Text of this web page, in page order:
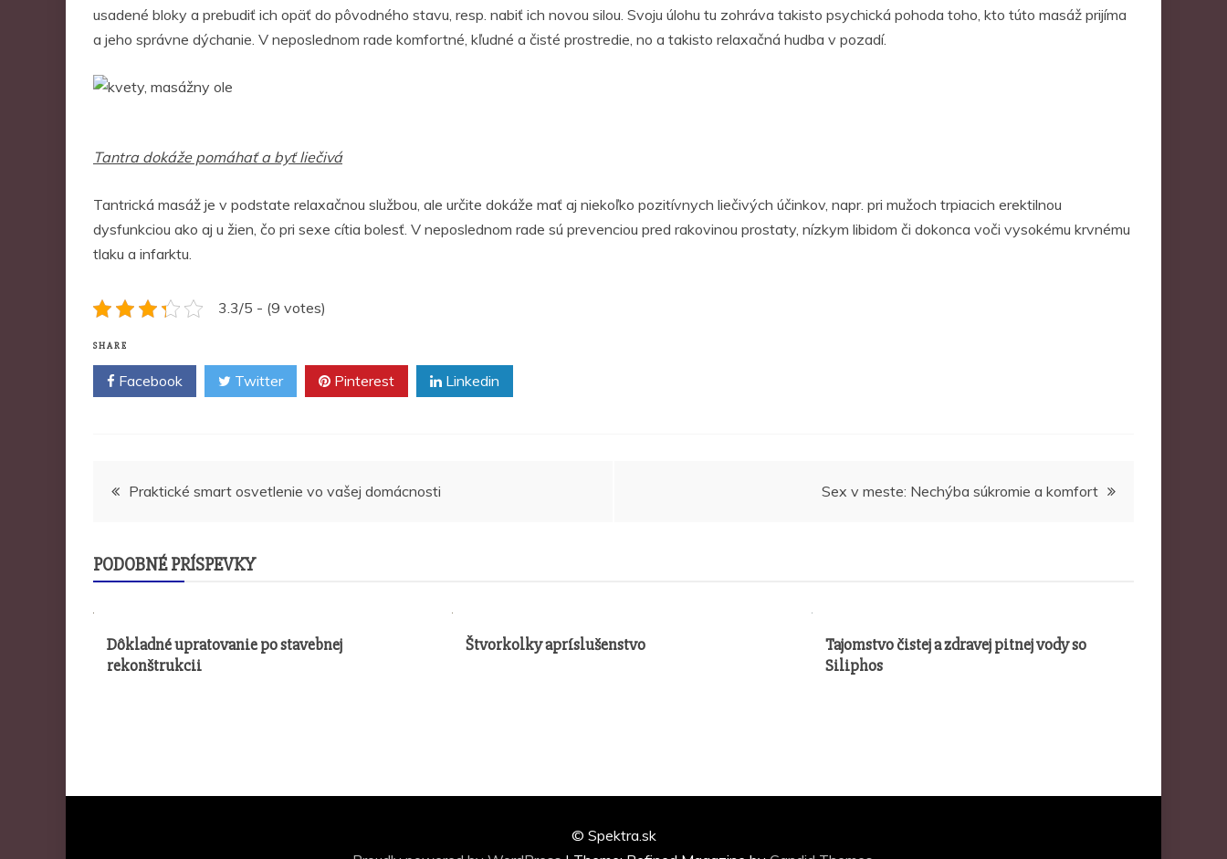
usadené bloky a prebudiť ich opäť do pôvodného stavu, resp. nabiť ich novou silou. Svoju úlohu tu zohráva takisto psychická pohoda toho, kto túto masáž prijíma
a jeho správne dýchanie. V neposlednom rade komfortné, kľudné a čisté prostredie, no a takisto relaxačná hudba v pozadí.
Tantra dokáže pomáhať a byť liečivá
Tantrická masáž je v podstate relaxačnou službou, ale určite dokáže mať aj niekoľko pozitívnych liečivých účinkov, napr. pri mužoch trpiacich erektilnou
dysfunkciou ako aj u žien, čo pri sexe cítia bolesť. V neposlednom rade sú prevenciou pred rakovinou prostaty, nízkym libidom či dokonca voči vysokému krvnému
tlaku a infarktu.
3.3/5 - (9 votes)
SHARE
Facebook Twitter Pinterest Linkedin
Navigace
příspěvek
Praktické smart osvetlenie vo vašej domácnosti Sex v meste: Nechýba súkromie a komfort
PODOBNÉ PRÍSPEVKY
Dôkladné upratovanie po stavebnej
rekonštrukcii
Štvorkolky apríslušenstvo
Tajomstvo čistej a zdravej pitnej vody so
Siliphos
© Spektra.sk